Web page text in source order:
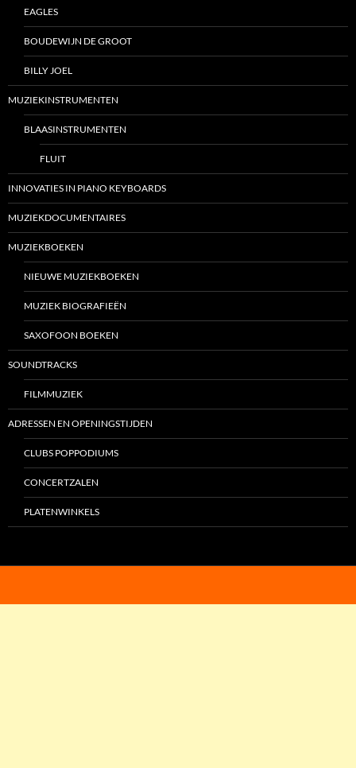
EAGLES
BOUDEWIJN DE GROOT
BILLY JOEL
MUZIEKINSTRUMENTEN
BLAASINSTRUMENTEN
FLUIT
INNOVATIES IN PIANO KEYBOARDS
MUZIEKDOCUMENTAIRES
MUZIEKBOEKEN
NIEUWE MUZIEKBOEKEN
MUZIEK BIOGRAFIEËN
SAXOFOON BOEKEN
SOUNDTRACKS
FILMMUZIEK
ADRESSEN EN OPENINGSTIJDEN
CLUBS POPPODIUMS
CONCERTZALEN
PLATENWINKELS